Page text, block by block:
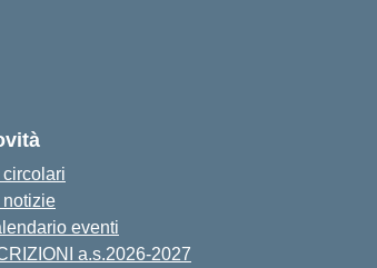
circolari
notizie
eventi
a.s.2026-2027